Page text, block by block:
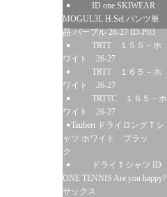
ID one SKIWEAR
MOGUL3L H.Sel パンツ単
品 パープル 26-27 ID-P03
TRTT １５５－ホ
ワイト 26-27
TRTT １６５－ホ
ワイト 26-27
TRTTC １６５－ホ
ワイト 26-27
Taubert ドライロングＴシ
ャツ ホワイト ブラッ
ク
ドライＴシャツ ID
ONE TENNIS Are you happy?
サックス